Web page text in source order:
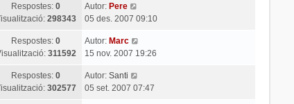
Respostes:0
298343
Autor: Pere
05 des. 2007 09:10
Respostes:0
311592
Autor: Marc
15 nov. 2007 19:26
Respostes:0
302577
Autor: Santi
05 set. 2007 07:47